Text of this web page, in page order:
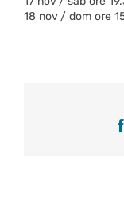
18 nov / dom ore